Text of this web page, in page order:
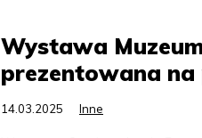
Wystawa
prezentowana
14.03.2025 Inne